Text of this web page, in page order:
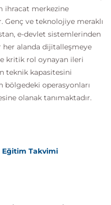
ihracat merkezine
ve teknolojiye meraklı
e-devlet sistemlerinden
her alanda dijitalleşmeye
kritik rol oynayan ileri
teknik kapasitesini
bölgedeki operasyonları
olanak tanımaktadır.
Eğitim Takvimi